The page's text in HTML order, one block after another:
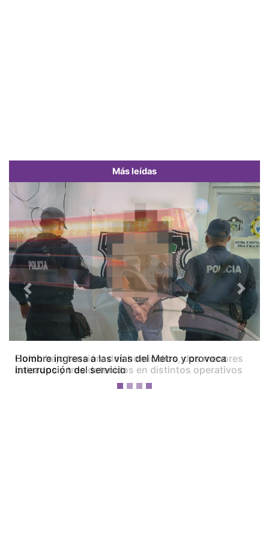
Más leídas
Colón bajo tensión: dos homicidios, dos menores
baleados y tres detenidos en distintos operativos
Previous Next